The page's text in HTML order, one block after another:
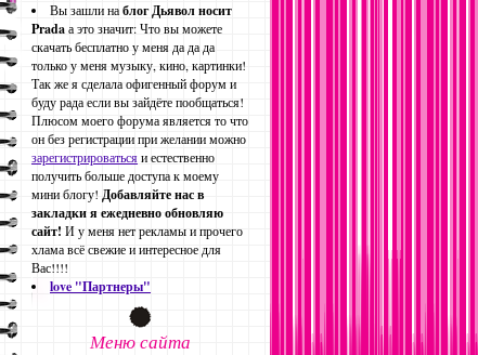
Вы зашли наблог Дьявол носит
Pradaа это значит: Что вы можете
скачать бесплатно у меня да да да
только у меня музыку, кино, картинки!
Так же я сделала офигенный форум и
буду рада если вы зайдёте пообщаться!
Плюсом моего форума является то что
он без регистрации при желании можно
зарегистрироватьсяи естественно
получить больше доступа к моему
мини блогу! Добавляйте нас в
закладки я ежедневно обновляю
сайт! И у меня нет рекламы и прочего
хлама всё свежие и интересное для
Вас!!!!
love "Партнеры"
Меню сайта